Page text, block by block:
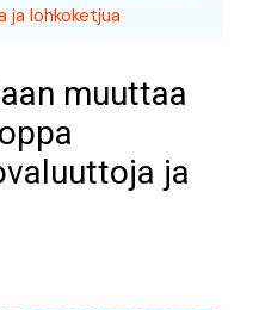
lohkoketjua
muuttaa
ja